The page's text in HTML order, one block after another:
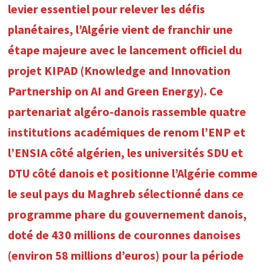
levier essentiel pour relever les défis
planétaires, l’Algérie vient de franchir une
étape majeure avec le lancement officiel du
projet KIPAD (Knowledge and Innovation
Partnership on AI and Green Energy). Ce
partenariat algéro-danois rassemble quatre
institutions académiques de renom l’ENP et
l’ENSIA côté algérien, les universités SDU et
DTU côté danois et positionne l’Algérie comme
le seul pays du Maghreb sélectionné dans ce
programme phare du gouvernement danois,
doté de 430 millions de couronnes danoises
(environ 58 millions d’euros) pour la période